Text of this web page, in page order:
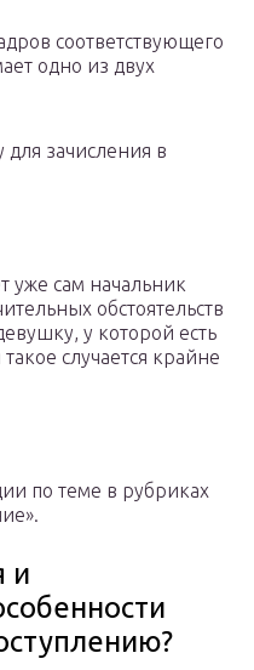
соответствующего
одно из двух
зачисления в
уже сам начальник
обстоятельств
у которой есть
случается крайне
по теме в рубриках
и